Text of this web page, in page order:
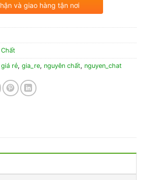
và giao hàng tận nơi
giá rẻ, gia_re, nguyên chất, nguyen_chat